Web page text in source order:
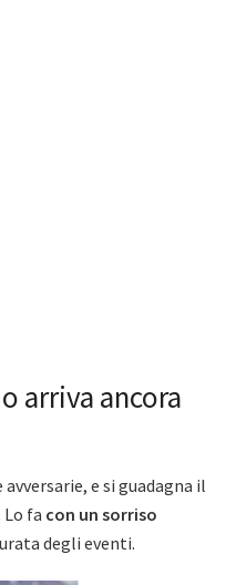
arriva ancora
e si guadagna il
fa con un sorriso
degli eventi.